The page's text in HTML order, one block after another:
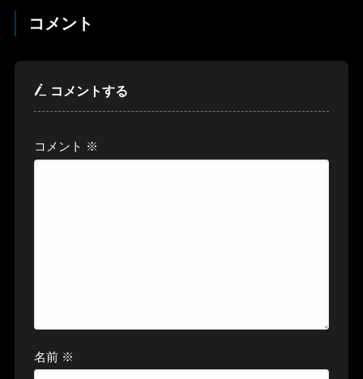
コメント
コメントする
コメント ※
名前 ※